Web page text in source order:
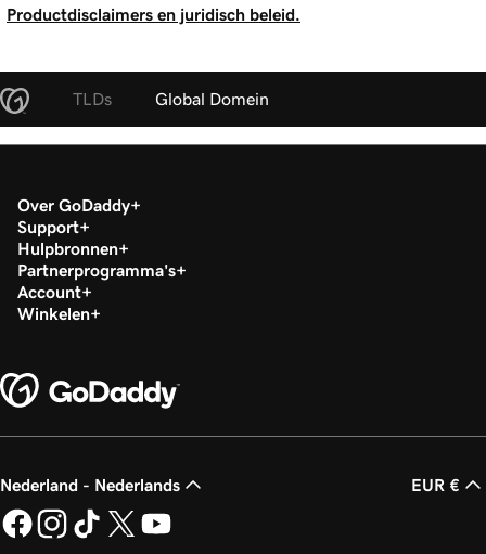
Productdisclaimers en juridisch beleid.
TLDs Global Domein
Over GoDaddy
Support
Hulpbronnen
Partnerprogramma's
Account
Winkelen
Nederland - Nederlands EUR €